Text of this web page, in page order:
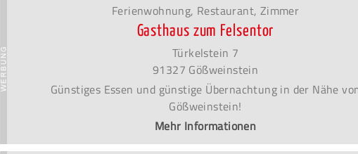
Ferienwohnung, Restaurant, Zimmer
Gasthaus zum Felsentor
Türkelstein 7
91327 Gößweinstein
Günstiges Essen und günstige Übernachtung in der Nähe
Gößweinstein!
Mehr Informationen